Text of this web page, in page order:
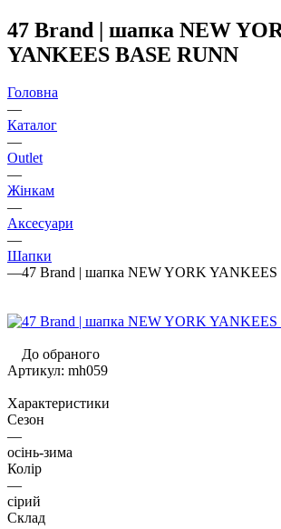
47 Brand | шапка NEW
YANKEES BASE RUNN
Головна
—
Каталог
—
Outlet
—
Жінкам
—
Аксесуари
—
Шапки
—47 Brand | шапка NEW YORK
До обраного
Артикул: mh059
Характеристики
Сезон
—
осінь-зима
Колір
—
сірий
Склад